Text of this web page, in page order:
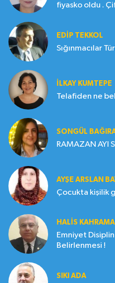
fiyasko oldu .
EDIP TEKKOL
Sığınmacılar
İLKAY KUMTEPE
Telafiden ne
SONGÜL
RAMAZAN AYI
AYŞE ARSLAN
Çocukta kişilik
HALIS
Emniyet Disiplin
Belirlenmesi !
SIKI ADA